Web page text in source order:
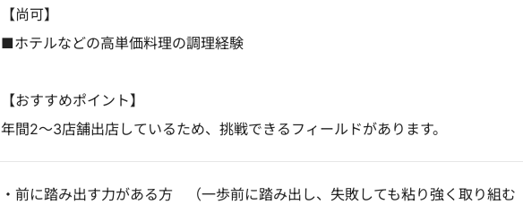
【尚可】
■ホテルなどの高単価料理の調理経験
【おすすめポイント】
年間2～3店舗出店しているため、挑戦できるフィールドがあります。
・前に踏み出す力がある方 （一歩前に踏み出し、失敗しても粘り強く取り組む